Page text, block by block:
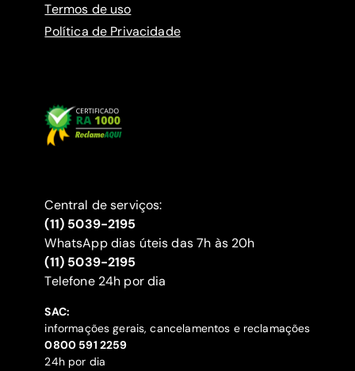
Termos de uso
Política de Privacidade
Central de serviços:
(11) 5039-2195
WhatsApp dias úteis das 7h às 20h
(11) 5039-2195
‍Telefone 24h por dia
SAC:
informações gerais, cancelamentos e reclamações
‍0800 591 2259
24h por dia